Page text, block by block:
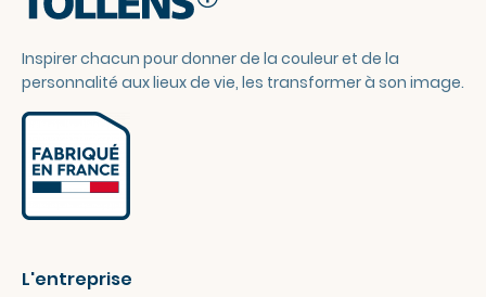
Inspirer chacun pour donner de la couleur et de la
personnalité aux lieux de vie, les transformer à son image.
L'entreprise